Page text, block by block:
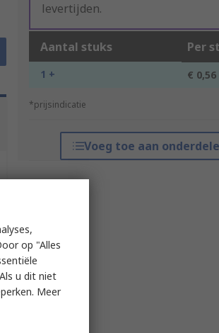
levertijden.
Aantal stuks Per
1 + € 0,56
*prijsindicatie
Voeg toe aan
op "Alles
u dit niet
Meer